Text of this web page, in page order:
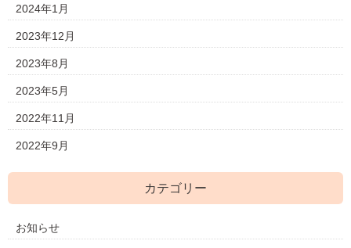
2024年1月
2023年12月
2023年8月
2023年5月
2022年11月
2022年9月
カテゴリー
お知らせ